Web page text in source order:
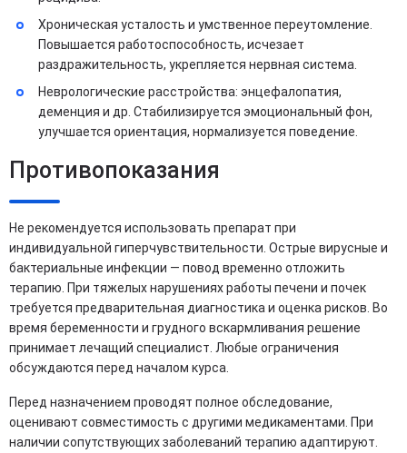
Хроническая усталость и умственное переутомление.
Повышается работоспособность, исчезает
раздражительность, укрепляется нервная система.
Неврологические расстройства: энцефалопатия,
деменция и др. Стабилизируется эмоциональный фон,
улучшается ориентация, нормализуется поведение.
Противопоказания
Не рекомендуется использовать препарат при
индивидуальной гиперчувствительности. Острые вирусные и
бактериальные инфекции — повод временно отложить
терапию. При тяжелых нарушениях работы печени и почек
требуется предварительная диагностика и оценка рисков. Во
время беременности и грудного вскармливания решение
принимает лечащий специалист. Любые ограничения
обсуждаются перед началом курса.
Перед назначением проводят полное обследование,
оценивают совместимость с другими медикаментами. При
наличии сопутствующих заболеваний терапию адаптируют.